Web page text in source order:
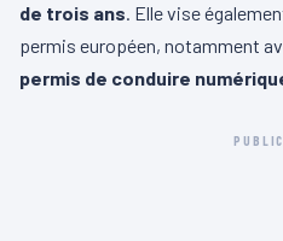
de trois ans. Elle vise
permis européen, notamment
permis de conduire